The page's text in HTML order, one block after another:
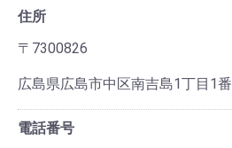
住所
〒7300826
広島県広島市中区南吉島1丁目1番
電話番号